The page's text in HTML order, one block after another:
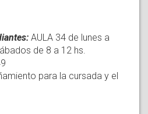
AULA 34 de lunes a
de 8 a 12 hs.
para la cursada y el